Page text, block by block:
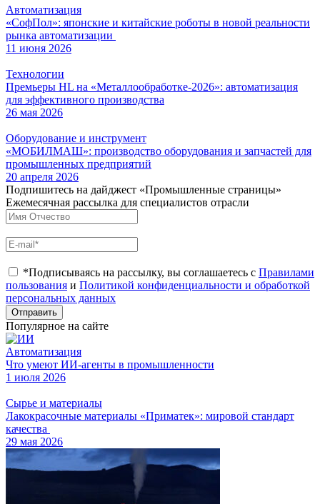
Автоматизация
«СофПол»: японские и китайские роботы в новой реальности
рынка автоматизации
11 июня 2026
Технологии
Премьеры HL на «Металлообработке-2026»: автоматизация
для эффективного производства
26 мая 2026
Оборудование и инструмент
«МОБИЛМАШ»: производство оборудования и запчастей для
промышленных предприятий
20 апреля 2026
Подпишитесь на дайджест «Промышленные страницы»
Ежемесячная рассылка для специалистов отрасли
*Подписываясь на рассылку, вы соглашаетесь с Правилами
пользования и Политикой конфиденциальности и обработкой
персональных данных
Отправить
Популярное на сайте
Автоматизация
Что умеют ИИ-агенты в промышленности
1 июля 2026
Сырье и материалы
Лакокрасочные материалы «Приматек»: мировой стандарт
качества
29 мая 2026